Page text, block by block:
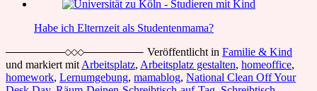
Habe ich Elternzeit als Studentenmama?
Veröffentlicht in Familie & Kind
und markiert mit Arbeitsplatz, Arbeitsplatz gestalten, homeoffice,
homework, Lernumgebung, mamablog, National Clean Off Your